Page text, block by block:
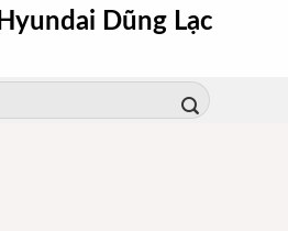
Hyundai Dũng Lạc